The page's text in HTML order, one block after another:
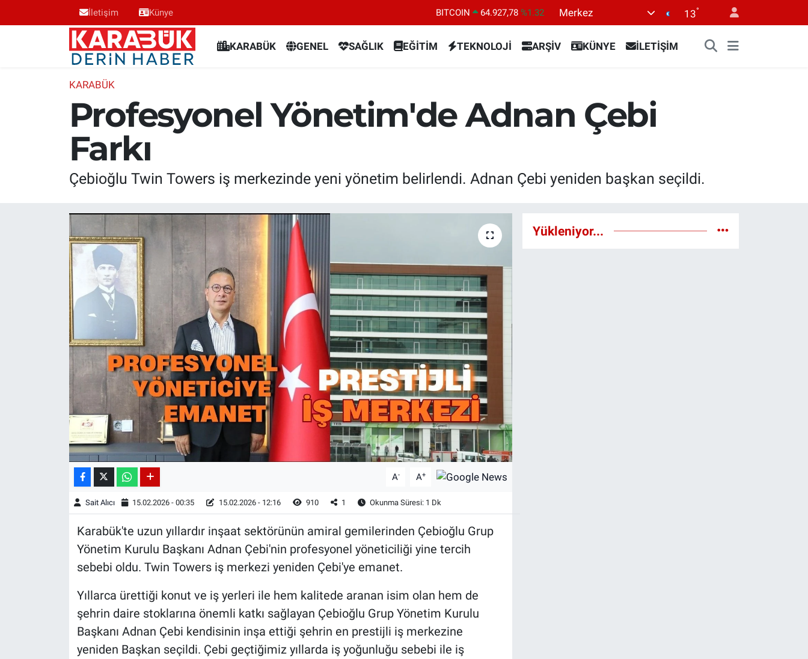
İletişim Künye BITCOIN 64.927,78 %1.32
GRAM ALTIN
6508.83
BİST100
13.703 %11
Merkez 13°
KARABÜK GENEL SAĞLIK EĞİTİM TEKNOLOJİ ARŞİV KÜNYE İLETİŞİM
KARABÜK
Profesyonel Yönetim'de Adnan Çebi
Farkı
Çebioğlu Twin Towers iş merkezinde yeni yönetim belirlendi. Adnan Çebi yeniden başkan seçildi.
A- A+
Sait Alıcı 15.02.2026 - 00:35 15.02.2026 - 12:16 910 1 Okunma Süresi: 1 Dk
Karabük'te uzun yıllardır inşaat sektörünün amiral gemilerinden Çebioğlu Grup
Yönetim Kurulu Başkanı Adnan Çebi'nin profesyonel yöneticiliği yine tercih
sebebi oldu. Twin Towers iş merkezi yeniden Çebi'ye emanet.
Yıllarca ürettiği konut ve iş yerleri ile hem kalitede aranan isim olan hem de
şehrin daire stoklarına önemli katkı sağlayan Çebioğlu Grup Yönetim Kurulu
Başkanı Adnan Çebi kendisinin inşa ettiği şehrin en prestijli iş merkezine
yeniden Başkan seçildi. Çebi geçtiğimiz yıllarda iş yoğunluğu sebebi ile iş
Yükleniyor...
Karabük Nöbetçi Eczaneler
Karabük Hava Durumu
Karabük Trafik Yoğunluk Haritası
Süper Lig Puan Durumu ve Fikstür
Haber Arşivi